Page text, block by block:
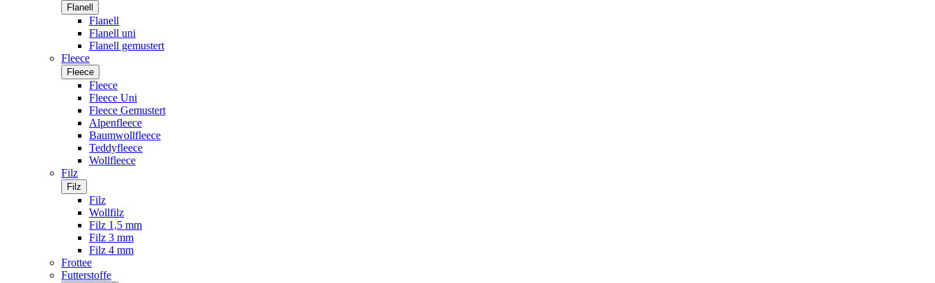
Flanell
Flanell
Flanell uni
Flanell gemustert
Fleece
Fleece
Fleece
Fleece Uni
Fleece Gemustert
Alpenfleece
Baumwollfleece
Teddyfleece
Wollfleece
Filz
Filz
Filz
Wollfilz
Filz 1,5 mm
Filz 3 mm
Filz 4 mm
Frottee
Futterstoffe